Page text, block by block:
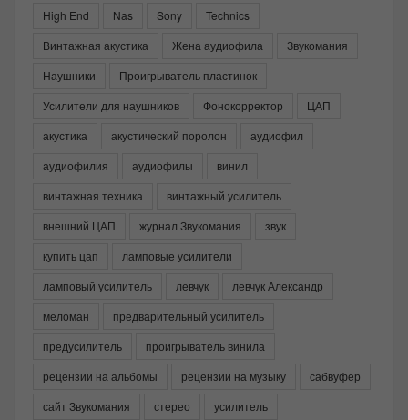
High End
Nas Sony
Technics
Винтажная акустика
Жена аудиофила
Звукомания
Наушники
Проигрыватель пластинок
Усилители для наушников
Фонокорректор
ЦАП
акустика
акустический поролон
аудиофил
аудиофилия
аудиофилы
винил
винтажная техника
винтажный усилитель
внешний ЦАП
журнал Звукомания
звук
купить цап
ламповые усилители
ламповый усилитель
левчук
левчук Александр
меломан
предварительный усилитель
предусилитель
проигрыватель винила
рецензии на альбомы
рецензии на музыку
сабвуфер
сайт Звукомания
стерео
усилитель